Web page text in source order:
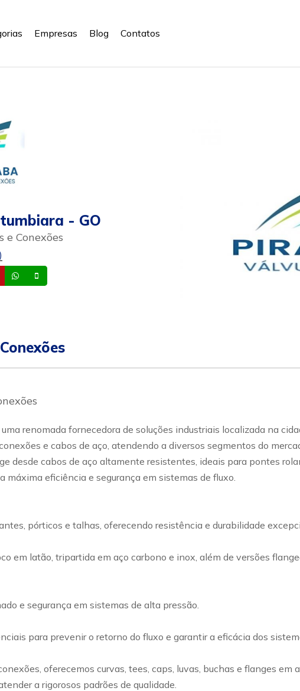
Empresas Blog Contatos
- GO
e Conexões
Site Whatsapp
renomada fornecedora de soluções industriais localizada na
e cabos de aço, atendendo a diversos segmentos do
desde cabos de aço altamente resistentes, ideais para pontes
máxima eficiência e segurança em sistemas de fluxo.
pórticos e talhas, oferecendo resistência e durabilidade
em latão, tripartida em aço carbono e inox, além de versões
e segurança em sistemas de alta pressão.
para prevenir o retorno do fluxo e garantir a eficácia dos
oferecemos curvas, tees, caps, luvas, buchas e flanges
a rigorosos padrões de qualidade.